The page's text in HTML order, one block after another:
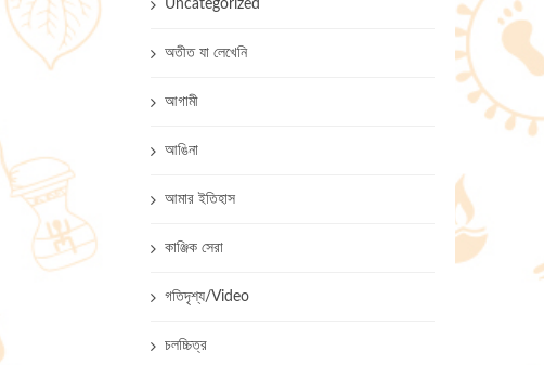
Uncategorized
অতীত যা লেখেনি
আগামী
আঙিনা
আমার ইতিহাস
কাঞ্জিক সেরা
গতিদৃশ্য/Video
চলচ্চিত্র